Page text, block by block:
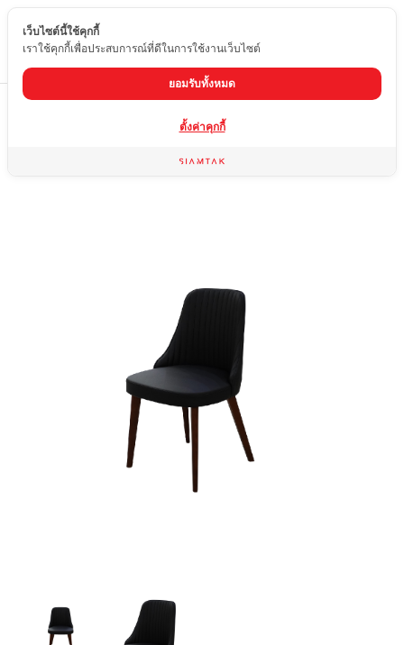
TH
สินค้า เก้าอี้ไม้แท้
เว็บไซต์นี้ใช้คุกกี้
เราใช้คุกกี้เพื่อประสบการณ์ที่ดีในการใช้งานเว็บไซต์
ยอมรับทั้งหมด
ตั้งค่าคุกกี้